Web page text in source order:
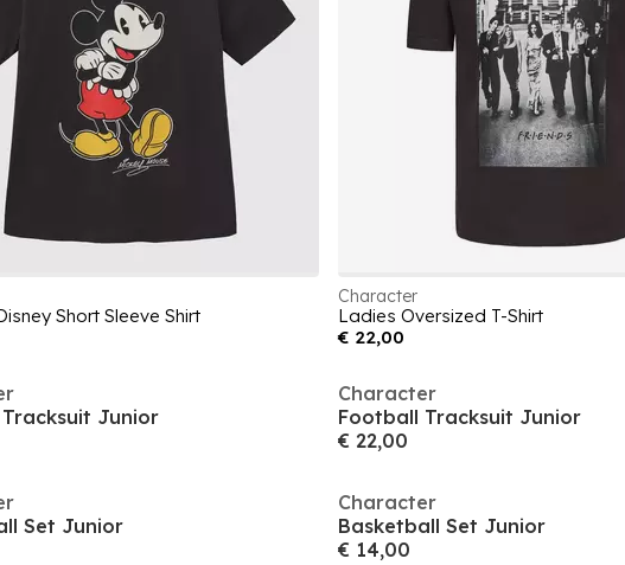
Short Sleeve Shirt
Character
Ladies Oversized T-Shirt
€ 22,00
Junior
Character
Football Tracksuit Junior
€ 22,00
Set Junior
Character
Basketball Set Junior
€ 14,00